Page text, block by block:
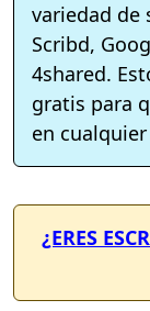
variedad de
Scribd,
4shared.
gratis para
en
¿ERES